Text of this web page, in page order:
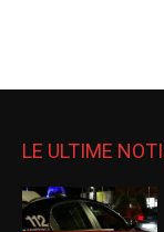
LE ULTIME